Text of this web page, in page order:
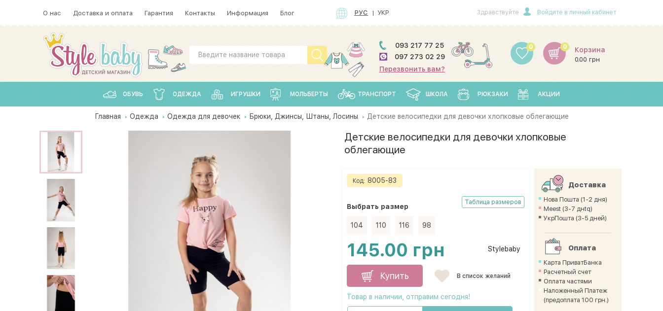
О нас Доставка и оплата Гарантия Контакты Информация Блог РУС УКР Здравствуйте Войдите в личный кабинет
093 217 77 25
097 273 02 29
Перезвонить вам?
0 Корзина
0.00 грн
0
ОБУВЬ ОДЕЖДА ИГРУШКИ МОЛЬБЕРТЫ ТРАНСПОРТ ШКОЛА РЮКЗАКИ АКЦИИ
Главная Одежда Одежда для девочек Брюки, Джинсы, Штаны, Лосины Детские велосипедки для девочки хлопковые облегающие
Детские велосипедки для девочки хлопковые
облегающие
Код: 8005-83
Таблица размеров
Выбрать размеp
104 110 116 98
145.00 грн Stylebaby
Купить В список желаний
Товар в наличии, отправим сегодня!
Доставка
Нова Пошта (1-2 дня)
Meest (3-7 днtq)
УкрПошта (3-5 дней)
Оплата
Карта ПриватБанка
Расчетный счет
Оплата частями
Наложенный Платеж
(предоплата 100 грн.)